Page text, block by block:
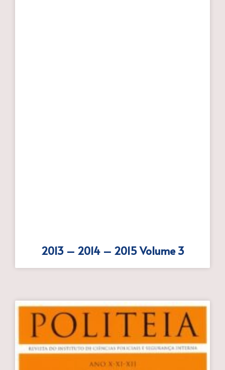
2013 – 2014 – 2015 Volume 3